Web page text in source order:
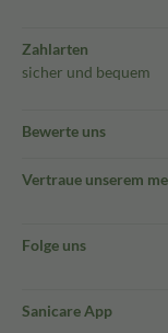
Zahlarten
sicher und bequem
Bewerte uns
Vertraue unserem
Folge uns
Sanicare App